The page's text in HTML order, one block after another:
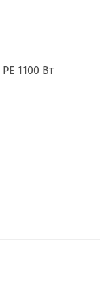
1100 Вт